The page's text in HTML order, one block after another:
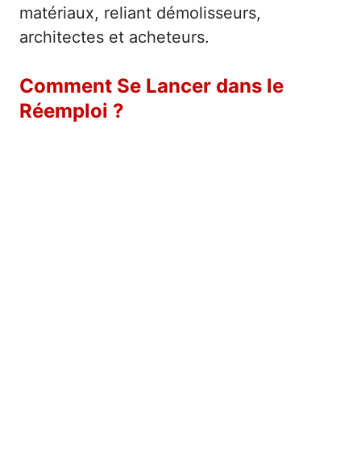
matériaux, reliant démolisseurs,
architectes et acheteurs.
Comment Se Lancer dans le
Réemploi ?